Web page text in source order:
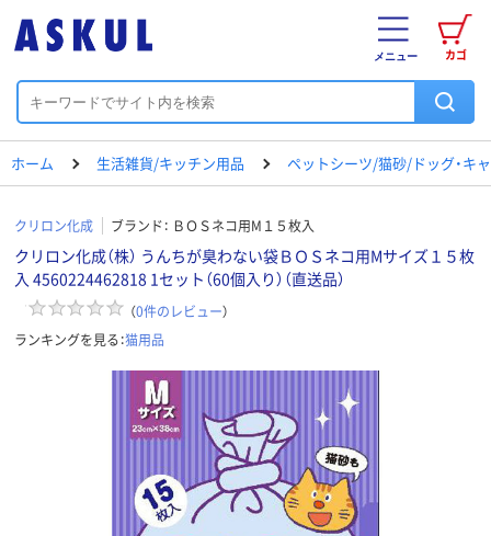
カゴ
メニュー
ホーム 生活雑貨/キッチン用品 ペットシーツ/猫砂/ドッグ・キ
クリロン化成 ブランド： ＢＯＳネコ用М１５枚入
クリロン化成（株） うんちが臭わない袋ＢＯＳネコ用Мサイズ１５枚
入 4560224462818 1セット（60個入り）（直送品）
（0件のレビュー）
ランキングを見る：猫用品